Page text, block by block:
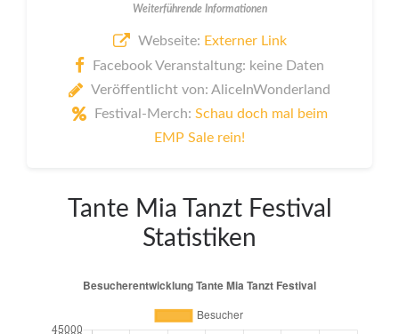
Weiterführende Informationen
Webseite: Externer Link
Facebook Veranstaltung: keine Daten
Veröffentlicht von: AliceInWonderland
Festival-Merch: Schau doch mal beim
EMP Sale rein!
Tante Mia Tanzt Festival
Statistiken